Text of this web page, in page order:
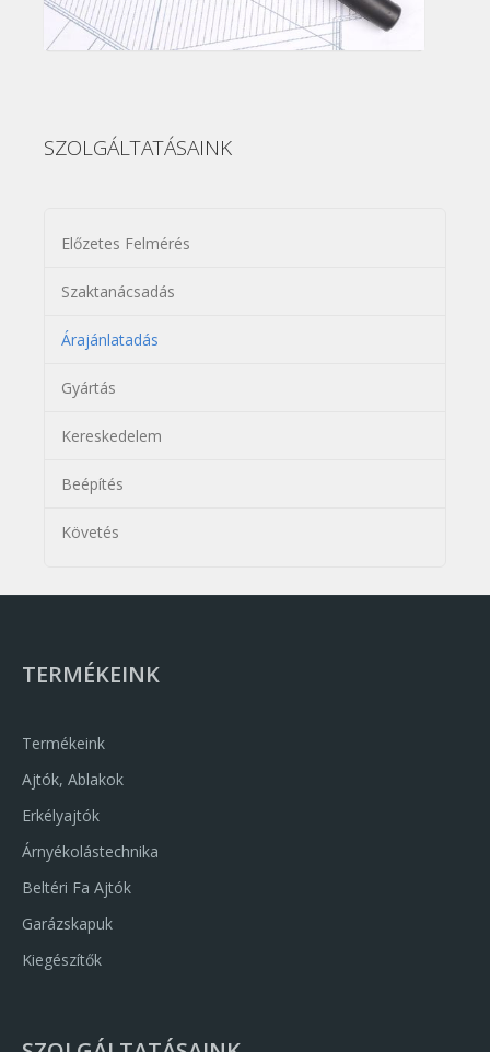
SZOLGÁLTATÁSAINK
Előzetes Felmérés
Szaktanácsadás
Árajánlatadás
Gyártás
Kereskedelem
Beépítés
Követés
TERMÉKEINK
Termékeink
Ajtók, Ablakok
Erkélyajtók
Árnyékolástechnika
Beltéri Fa Ajtók
Garázskapuk
Kiegészítők